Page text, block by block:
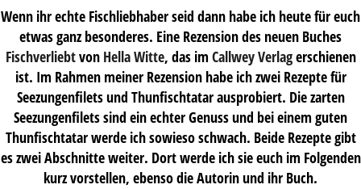
Wenn ihr echte Fischliebhaber seid dann habe ich heute für euch
etwas ganz besonderes. Eine Rezension des neuen Buches
Fischverliebtvon Hella Witte, das im Callwey Verlagerschienen
ist. Im Rahmen meiner Rezension habe ich zwei Rezepte für
Seezungenfilets und Thunfischtatar ausprobiert. Die zarten
Seezungenfilets sind ein echter Genuss und bei einem guten
Thunfischtatar werde ich sowieso schwach. Beide Rezepte gibt
es zwei Abschnitte weiter. Dort werde ich sie euch im Folgenden
kurz vorstellen, ebenso die Autorin und ihr Buch.